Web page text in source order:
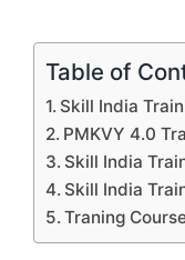
Table of
Skill India
PMKVY 4.0
Skill India
Skill India
Traning